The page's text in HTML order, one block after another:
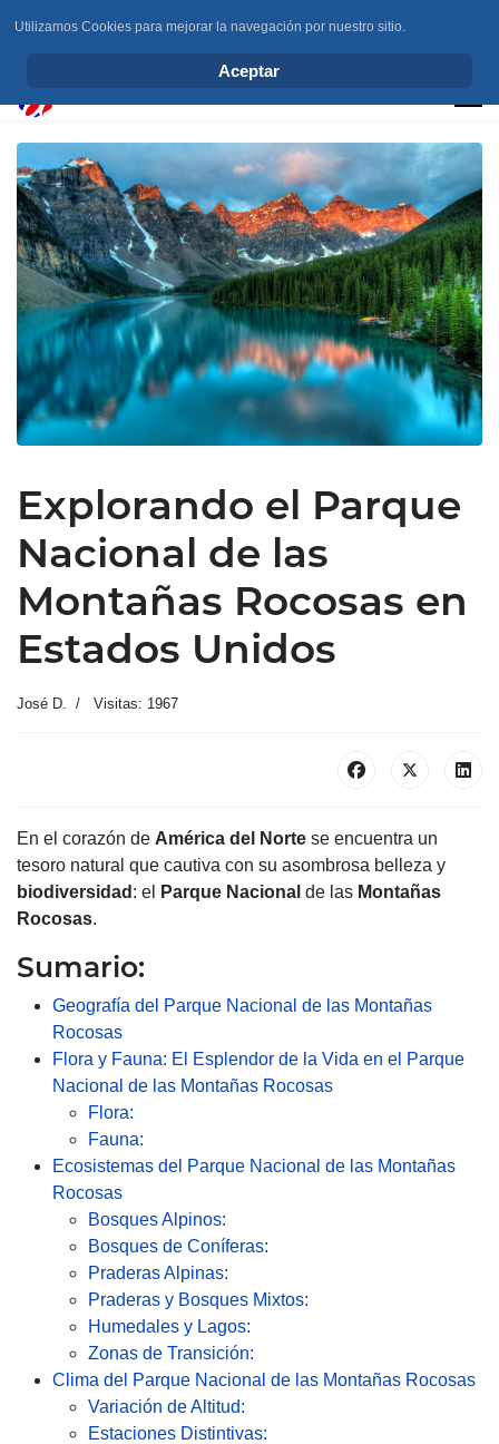
Explorando el Parque
Nacional de las
Montañas Rocosas en
Estados Unidos
José D. Visitas: 1967
En el corazón de América del Norte se encuentra un
tesoro natural que cautiva con su asombrosa belleza y
biodiversidad : el Parque Nacional de las Montañas
Rocosas.
Sumario:
Geografía del Parque Nacional de las Montañas
Rocosas
Flora y Fauna: El Esplendor de la Vida en el Parque
Nacional de las Montañas Rocosas
Flora:
Fauna:
Ecosistemas del Parque Nacional de las Montañas
Rocosas
Bosques Alpinos:
Bosques de Coníferas:
Praderas Alpinas:
Praderas y Bosques Mixtos:
Humedales y Lagos:
Zonas de Transición:
Clima del Parque Nacional de las Montañas Rocosas
Variación de Altitud:
Estaciones Distintivas:
Utilizamos Cookies para mejorar la navegación por nuestro sitio.
Aceptar